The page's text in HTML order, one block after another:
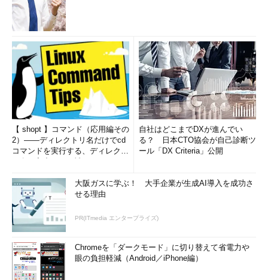
【 shopt 】コマンド（応用編その
2）――ディレクトリ名だけでcd
コマンドを実行する、ディレクト
自社はどこまでDXが進んでい
る？ 日本CTO協会が自己診断ツ
ール「DX Criteria」公開
大阪ガスに学ぶ！ 大手企業が生成AI導入を成功さ
せる理由
PR(ITmedia エンタープライズ)
Chromeを「ダークモード」に切り替えて省電力や
眼の負担軽減（Android／iPhone編）